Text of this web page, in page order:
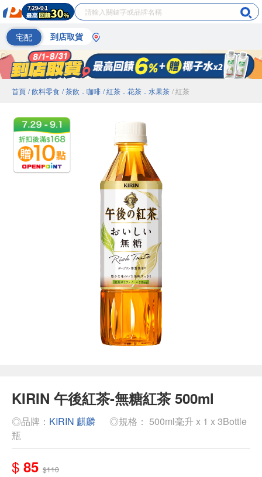
宅配 到店取貨
首頁 / 飲料零食 / 茶飲．咖啡 / 紅茶．花茶．水果茶 / 紅茶
KIRIN 午後紅茶-無糖紅茶 500ml
◎品牌： KIRIN 麒麟
◎規格： 500ml毫升 x 1 x 3Bottle
瓶
$ 85 $110